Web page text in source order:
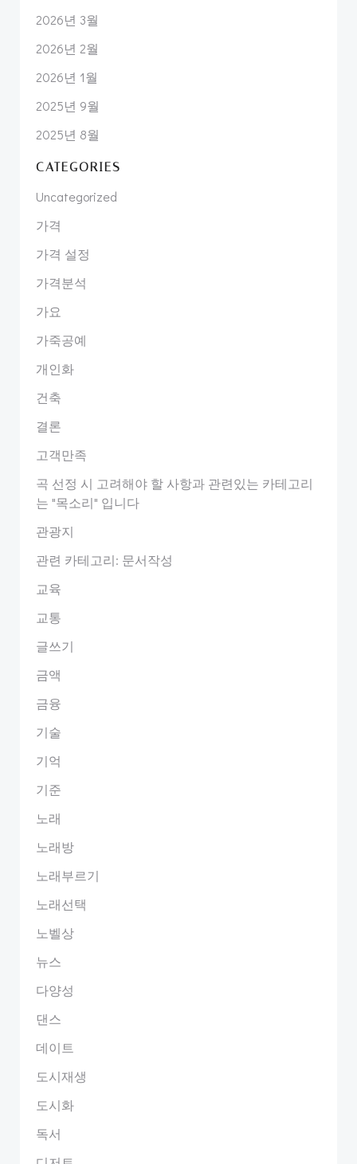
2026년 3월
2026년 2월
2026년 1월
2025년 9월
2025년 8월
CATEGORIES
Uncategorized
가격
가격 설정
가격분석
가요
가죽공예
개인화
건축
결론
고객만족
곡 선정 시 고려해야 할 사항과 관련있는 카테고리
는 "목소리" 입니다
관광지
관련 카테고리: 문서작성
교육
교통
글쓰기
금액
금융
기술
기억
기준
노래
노래방
노래부르기
노래선택
노벨상
뉴스
다양성
댄스
데이트
도시재생
도시화
독서